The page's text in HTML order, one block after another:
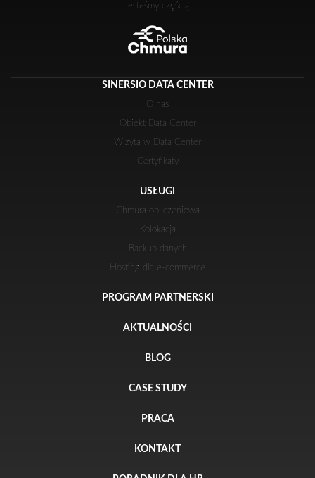
Jesteśmy częścią:
SINERSIO DATA CENTER
O nas
Obiekt Data Center
Wizyta w Data Center
Certyfikaty
USŁUGI
Chmura obliczeniowa
Kolokacja
Backup danych
Hosting dla e-commerce
PROGRAM PARTNERSKI
AKTUALNOŚCI
BLOG
CASE STUDY
PRACA
KONTAKT